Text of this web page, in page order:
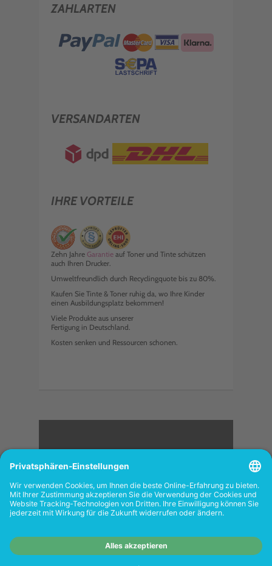
ZAHLARTEN
VERSANDARTEN
IHRE VORTEILE
Zehn Jahre Garantie auf Toner und Tinte schützen
auch Ihren Drucker.
Umweltfreundlich durch Recyclingquote bis zu 80%.
Kaufen Sie Tinte & Toner ruhig da, wo Ihre Kinder
einen Ausbildungsplatz bekommen!
Viele Produkte aus unserer
Fertigung in Deutschland.
Kosten senken und Ressourcen schonen.
<
FOLGEN SIE UNS